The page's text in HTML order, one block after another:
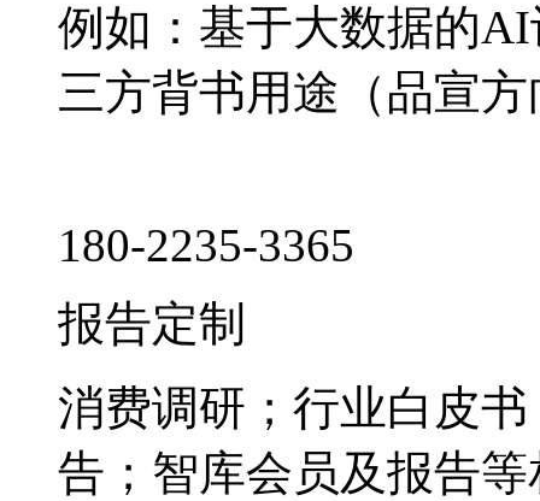
例如：基于大数据的
三方背书用途（品宣
180-2235-3365
报告定制
消费调研；行业白皮
告；智库会员及报告